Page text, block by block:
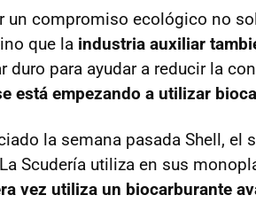
un compromiso ecológico no
que la industria auxiliar
duro para ayudar a reducir la
está empezando a utilizar
la semana pasada Shell,
Scudería utiliza en sus
vez utiliza un biocarburante